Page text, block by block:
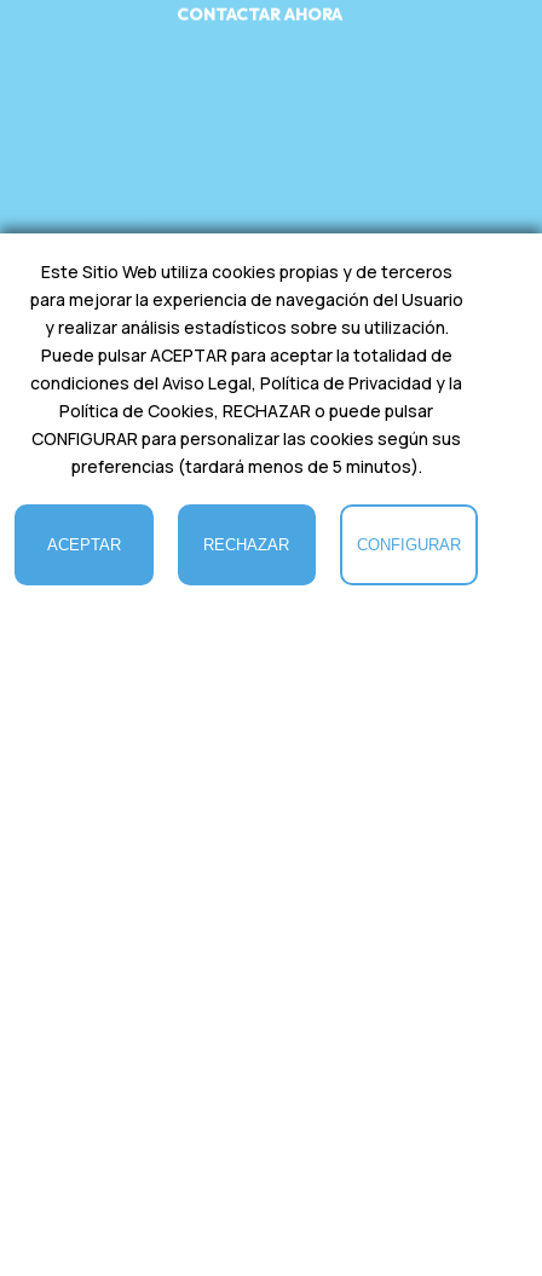
CONTACTAR AHORA
Charter VGOes una empresa dedicada al alquiler y
mantenimiento de embarcaciones, por lo que todos
nuestros barcos están en excelente estado. Elegimos
cuidadosamente nuestras mejores embarcaciones y
furgonetas para ofrecerte la mejor experiencia en la
hermosa isla de Mallorca. Así podrás embarcarte en una
aventura donde podrás reconectar contigo mismo y
disfrutar junto a tus amigos y familiares.
CONTACTO
Este Sitio Web utiliza cookies propias y de terceros
para mejorar la experiencia de navegación del Usuario
y realizar análisis estadísticos sobre su utilización.
Puede pulsar ACEPTAR para aceptar la totalidad de
condiciones del Aviso Legal, Política de Privacidad y la
Política de Cookies, RECHAZAR o puede pulsar
CONFIGURAR para personalizar las cookies según sus
preferencias (tardará menos de 5 minutos).
ACEPTAR RECHAZAR CONFIGURAR